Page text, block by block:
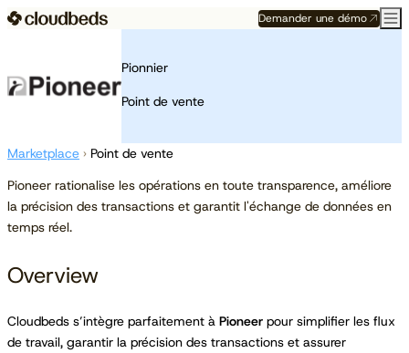
Demander une démo
Pionnier
Point de vente
Marketplace › Point de vente
Pioneer rationalise les opérations en toute transparence, améliore
la précision des transactions et garantit l'échange de données en
temps réel.
Overview
Cloudbeds s’intègre parfaitement à Pioneer pour simplifier les flux
de travail, garantir la précision des transactions et assurer